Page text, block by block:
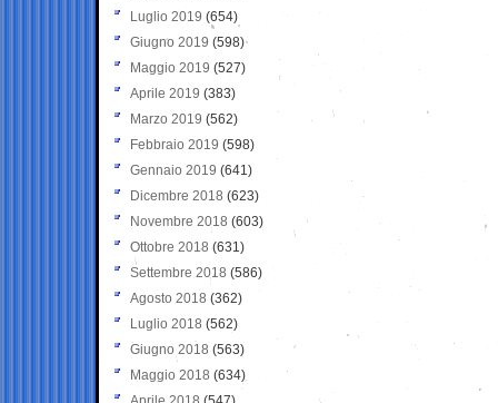
Luglio 2019 (654)
Giugno 2019 (598)
Maggio 2019 (527)
Aprile 2019 (383)
Marzo 2019 (562)
Febbraio 2019 (598)
Gennaio 2019 (641)
Dicembre 2018 (623)
Novembre 2018 (603)
Ottobre 2018 (631)
Settembre 2018 (586)
Agosto 2018 (362)
Luglio 2018 (562)
Giugno 2018 (563)
Maggio 2018 (634)